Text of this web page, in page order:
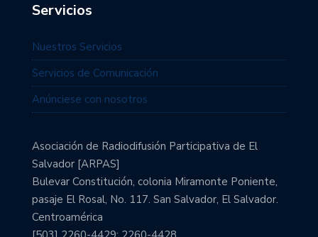
Servicios
Nuestros Servicios
Servicios de Comunicación
Anúnciese con nosotros
Asociación de Radiodifusión Participativa de El
Salvador [ARPAS]
Bulevar Constitución, colonia Miramonte Poniente,
pasaje El Rosal, No. 117. San Salvador, El Salvador.
Centroamérica